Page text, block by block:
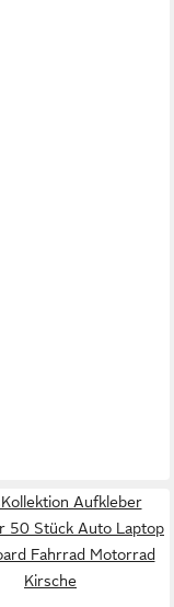
Aufkleber
50 Stück Auto Laptop
Fahrrad Motorrad
Kirsche